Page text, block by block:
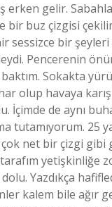
erken gelir.
bir buz çizgisi
sessizce bir şeyleri
Pencerenin
baktım. Sokakta
olup havaya
İçimde de aynı
tutamıyorum. 25
net bir çizgi gibi
yetişkinliğe
Yazdıkça
kalem bile ağır